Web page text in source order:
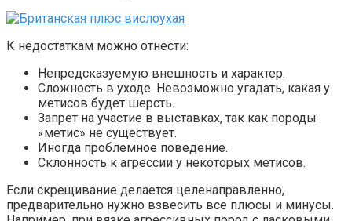
К недостаткам можно отнести:
Непредсказуемую внешность и характер.
Сложность в уходе. Невозможно угадать, какая у
метисов будет шерсть.
Запрет на участие в выставках, так как породы
«метис» не существует.
Иногда проблемное поведение.
Склонность к агрессии у некоторых метисов.
Если скрещивание делается целенаправленно,
предварительно нужно взвесить все плюсы и минусы.